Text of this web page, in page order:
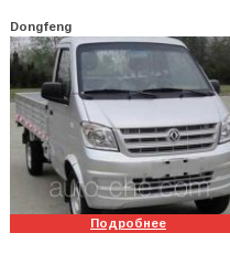
Dongfeng
Подробнее